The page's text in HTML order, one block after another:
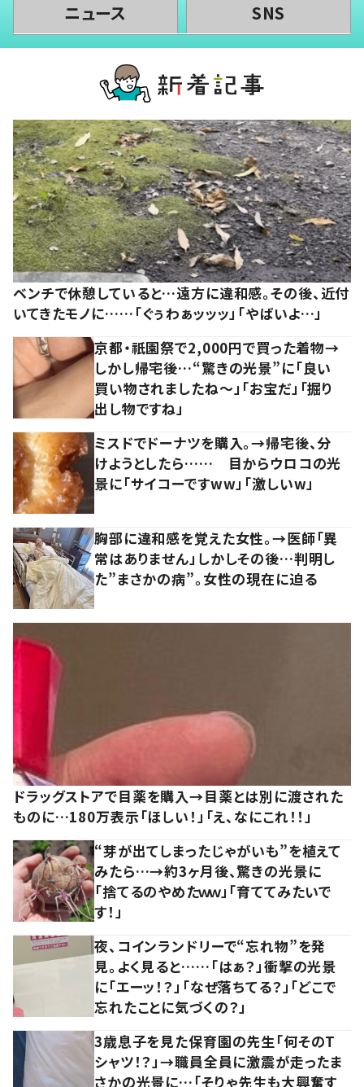
ニュース SNS
ベンチで休憩していると…遠方に違和感。その後、近付
いてきたモノに……「ぐぅわぁッッッ」「やばいよ…」
京都・祇園祭で2,000円で買った着物→
しかし帰宅後…“驚きの光景”に「良い
買い物されましたね～」「お宝だ」「掘り
出し物ですね」
ミスドでドーナツを購入。→帰宅後、分
けようとしたら…… 目からウロコの光
景に「サイコーですww」「激しいw」
胸部に違和感を覚えた女性。→医師「異
常はありません」しかしその後…判明し
た”まさかの病”。女性の現在に迫る
ドラッグストアで目薬を購入→目薬とは別に渡された
ものに…180万表示「ほしい！」「え、なにこれ！！」
“芽が出てしまったじゃがいも”を植えて
みたら…→約3ヶ月後、驚きの光景に
「捨てるのやめたｗｗ」「育ててみたいで
す！」
夜、コインランドリーで“忘れ物”を発
見。よく見ると……「はぁ？」衝撃の光景
に「エーッ！？」「なぜ落ちてる？」「どこで
忘れたことに気づくの？」
3歳息子を見た保育園の先生「何そのT
シャツ！？」→職員全員に激震が走ったま
さかの光景に…「そりゃ先生も大興奮す